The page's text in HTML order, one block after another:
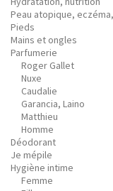
Peau atopique,
Pieds
Mains et ongles
Parfumerie
Roger Gallet
Nuxe
Caudalie
Garancia, Laino
Matthieu
Homme
Déodorant
Je mépile
Hygiène intime
Femme